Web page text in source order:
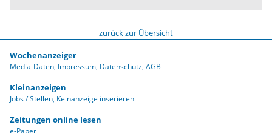
zurück zur Übersicht
Wochenanzeiger
Media-Daten Impressum Datenschutz AGB
Kleinanzeigen
Jobs / Stellen Keinanzeige inserieren
Zeitungen online lesen
e-Paper